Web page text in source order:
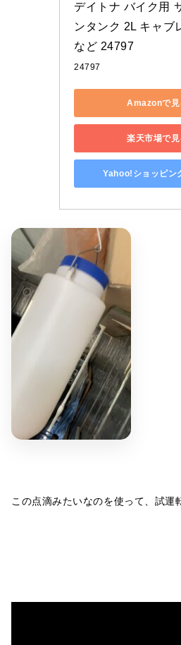
デイトナ バイク用
ンタンク 2L キャブ
など 24797
24797
Amazonで見
楽天市場で見
Yahoo!ショッピン
この点滴みたいなのを使って、試運